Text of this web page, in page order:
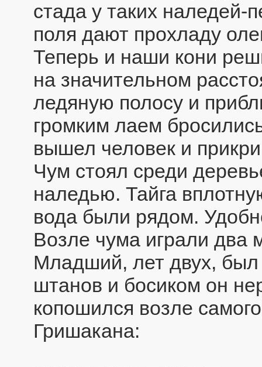
стада у таких
поля дают прохладу
Теперь и наши кони
на значительном
ледяную полосу и
громким лаем
вышел человек и
Чум стоял среди
наледью. Тайга
вода были рядом.
Возле чума играли два
Младший, лет двух,
штанов и босиком он
копошился возле
Гришакана: